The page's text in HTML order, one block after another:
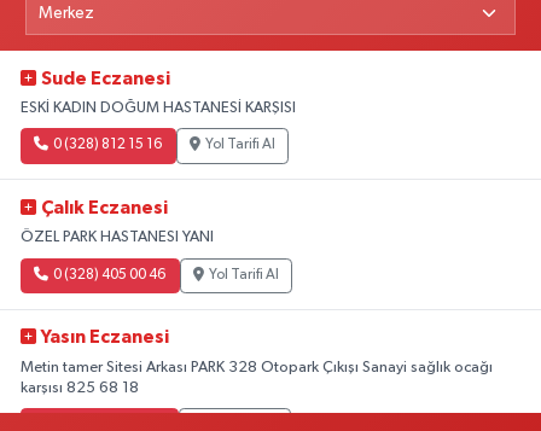
Sude Eczanesi
ESKİ KADIN DOĞUM HASTANESİ KARŞISI
0 (328) 812 15 16 Yol Tarifi Al
Çalık Eczanesi
ÖZEL PARK HASTANESI YANI
0 (328) 405 00 46 Yol Tarifi Al
Yasın Eczanesi
Metin tamer Sitesi Arkası PARK 328 Otopark Çıkışı Sanayi sağlık ocağı
karşısı 825 68 18